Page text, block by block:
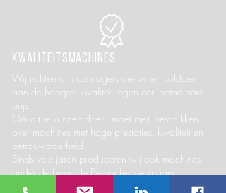
Kwaliteitsmachines
Wij richten ons op slagers die willen voldoen
aan de hoogste kwaliteit tegen een betaalbare
prijs.
Om dit te kunnen doen, moet men beschikken
over machines met hoge prestaties, kwaliteit en
betrouwbaarheid.
Sinds vele jaren produceren wij ook machines
onder de bekende Belgische merknaam
Matton